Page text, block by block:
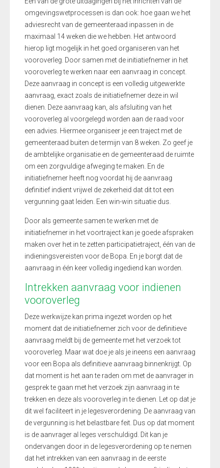
omgevingswetprocessen is dan ook: hoe gaan we het
adviesrecht van de gemeenteraad inpassen in de
maximaal 14 weken die we hebben. Het antwoord
hierop ligt mogelijk in het goed organiseren van het
vooroverleg. Door samen met de initiatiefnemer in het
vooroverleg te werken naar een aanvraag in concept.
Deze aanvraag in concept is een volledig uitgewerkte
aanvraag, exact zoals de initiatiefnemer deze in wil
dienen. Deze aanvraag kan, als afsluiting van het
vooroverleg al voorgelegd worden aan de raad voor
een advies. Hiermee organiseer je een traject met de
gemeenteraad buiten de termijn van 8 weken. Zo geef je
de ambtelijke organisatie en de gemeenteraad de ruimte
om een zorgvuldige afweging te maken. En de
initiatiefnemer heeft nog voordat hij de aanvraag
definitief indient vrijwel de zekerheid dat dit tot een
vergunning gaat leiden. Een win-win situatie dus.
Door als gemeente samen te werken met de
initiatiefnemer in het voortraject kan je goede afspraken
maken over het in te zetten participatietraject, één van de
indieningsvereisten voor de Bopa. En je borgt dat de
aanvraag in één keer volledig ingediend kan worden.
Intrekken aanvraag voor indienen
vooroverleg
Deze werkwijze kan prima ingezet worden op het
moment dat de initiatiefnemer zich voor de definitieve
aanvraag meldt bij de gemeente met het verzoek tot
vooroverleg. Maar wat doe je als je ineens een aanvraag
voor een Bopa als definitieve aanvraag binnenkrijgt. Op
dat moment is het aan te raden om met de aanvrager in
gesprek te gaan met het verzoek zijn aanvraag in te
trekken en deze als vooroverleg in te dienen. Let op dat je
dit wel faciliteert in je legesverordening. De aanvraag van
de vergunning is het belastbare feit. Dus op dat moment
is de aanvrager al leges verschuldigd. Dit kan je
ondervangen door in de legesverordening op te nemen
dat het intrekken van een aanvraag in de eerste